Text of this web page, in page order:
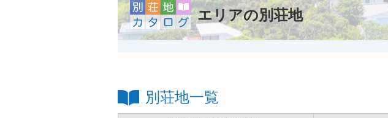
エリアの別荘地
別荘地一覧